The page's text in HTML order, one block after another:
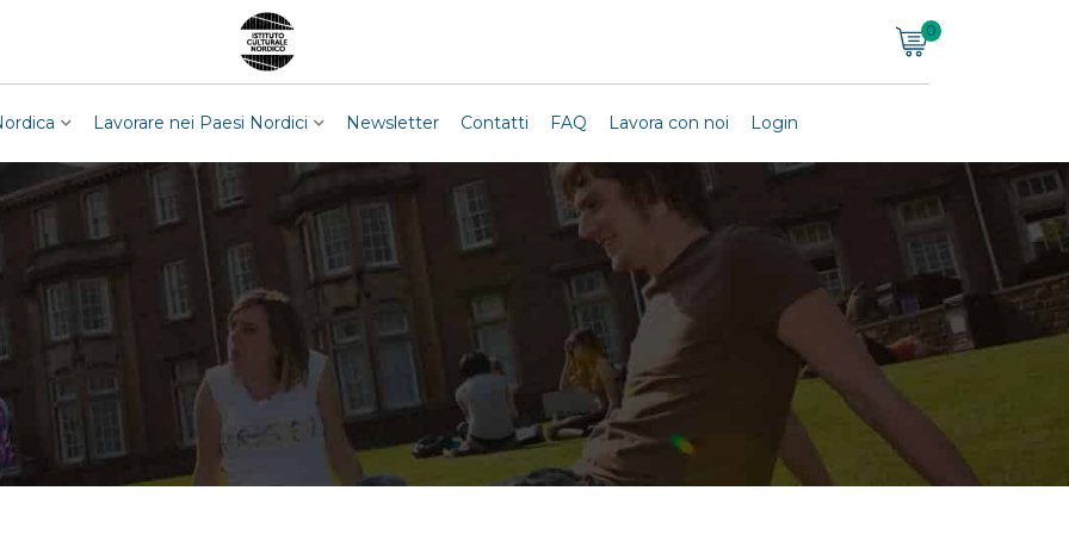
0
Lavorare nei Paesi Nordici Newsletter Contatti FAQ Lavora con noi Login